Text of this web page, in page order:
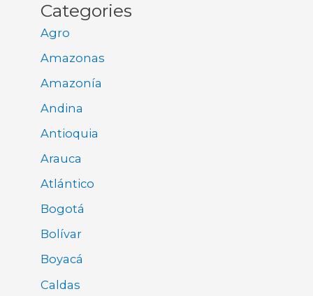
Categories
Agro
Amazonas
Amazonía
Andina
Antioquia
Arauca
Atlántico
Bogotá
Bolívar
Boyacá
Caldas